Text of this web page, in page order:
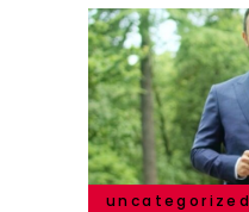
uncategorized